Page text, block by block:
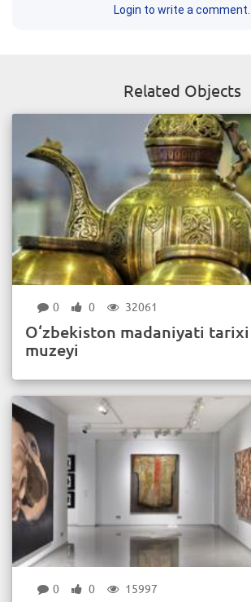
Login to write a comment.
Related Objects
0 0 32061
O‘zbekiston madaniyati
muzeyi
0 0 15997